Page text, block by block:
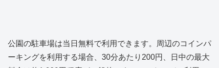
公園の駐車場は当日無料で利用できます。周辺のコインパ
ーキングを利用する場合、30分あたり200円、日中の最大